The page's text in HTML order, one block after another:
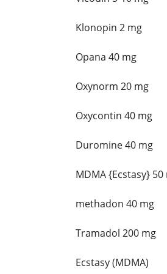
Klonopin 2 mg
Opana 40 mg
Oxynorm 20 mg
Oxycontin 40 mg
Duromine 40 mg
MDMA {Ecstasy} 50
methadon 40 mg
Tramadol 200 mg
Ecstasy (MDMA)